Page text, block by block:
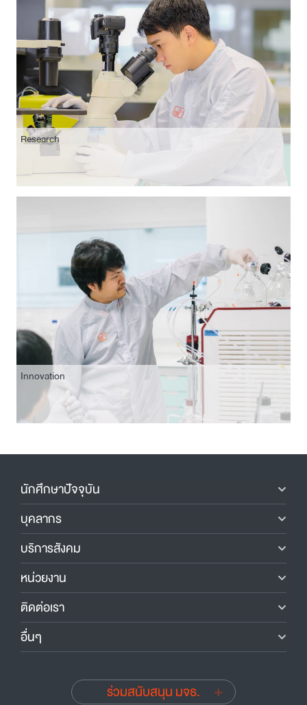
Research
Innovation
นักศึกษาปัจจุบัน
บุคลากร
บริการสังคม
หน่วยงาน
ติดต่อเรา
อื่นๆ
ร่วมสนับสนุน มจธ.